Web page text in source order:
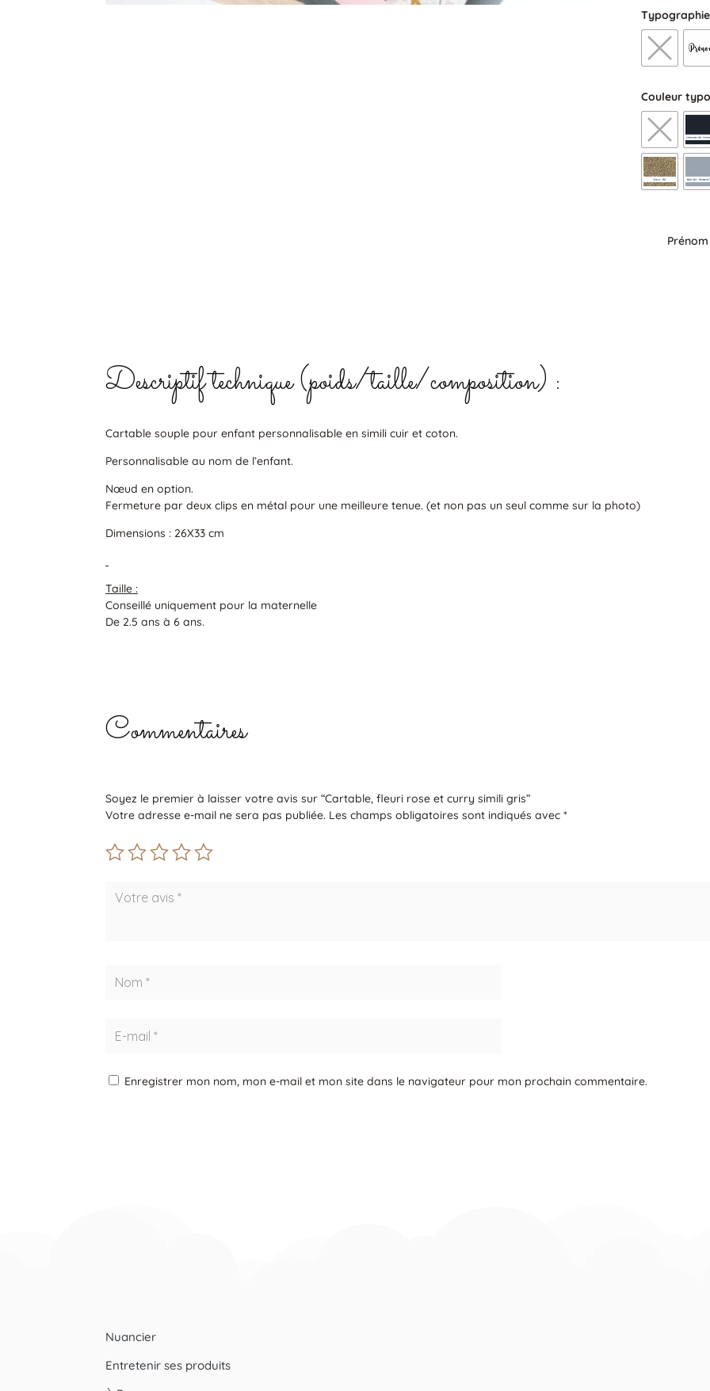
Typographie
Couleur
Prénom
Descriptif technique (poids/taille/composition) :
Cartable souple pour enfant personnalisable en simili cuir et coton.
Personnalisable au nom de l’enfant.
Nœud en option.
Fermeture par deux clips en métal pour une meilleure tenue. (et non pas un seul comme sur la photo)
Dimensions : 26X33 cm
Taille :
Conseillé uniquement pour la maternelle
De 2.5 ans à 6 ans.
Commentaires
Soyez le premier à laisser votre avis sur “Cartable, fleuri rose et curry simili gris”
Votre adresse e-mail ne sera pas publiée. Les champs obligatoires sont indiqués avec *
Enregistrer mon nom, mon e-mail et mon site dans le navigateur pour mon prochain commentaire.
Nuancier
Entretenir ses produits